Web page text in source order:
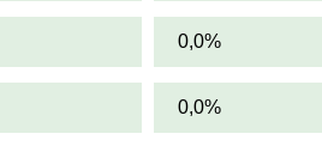
0,0%
0,0%